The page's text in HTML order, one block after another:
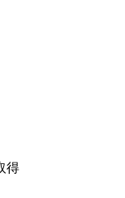
得